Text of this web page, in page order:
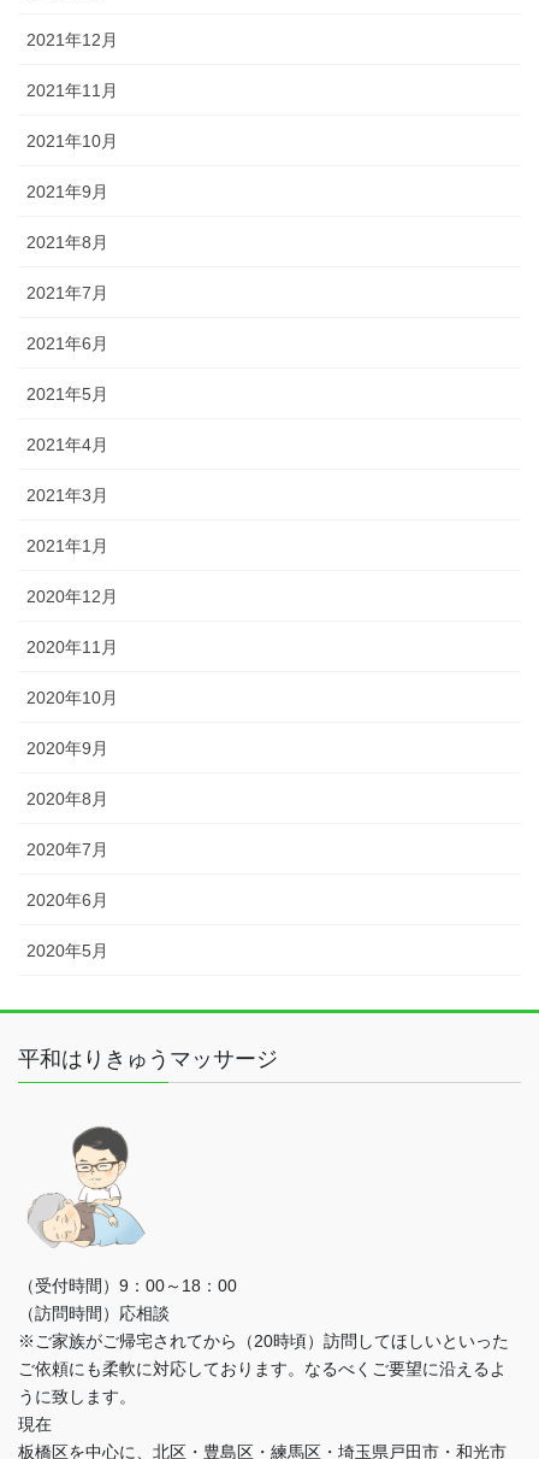
2021年12月
2021年11月
2021年10月
2021年9月
2021年8月
2021年7月
2021年6月
2021年5月
2021年4月
2021年3月
2021年1月
2020年12月
2020年11月
2020年10月
2020年9月
2020年8月
2020年7月
2020年6月
2020年5月
平和はりきゅうマッサージ
（受付時間）9：00～18：00
（訪問時間）応相談
※ご家族がご帰宅されてから（20時頃）訪問してほしいといった
ご依頼にも柔軟に対応しております。なるべくご要望に沿えるよ
うに致します。
現在
板橋区を中心に、北区・豊島区・練馬区・埼玉県戸田市・和光市